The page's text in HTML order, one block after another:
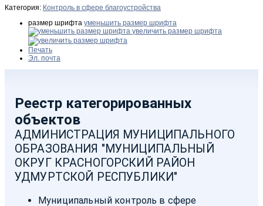
Категория: Контроль в сфере благоустройства
размер шрифта уменьшить размер шрифта
увеличить размер шрифта
Печать
Эл. почта